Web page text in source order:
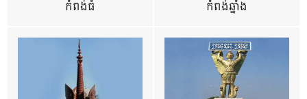
កំពង់ធំ កំពង់ឆ្នាំង